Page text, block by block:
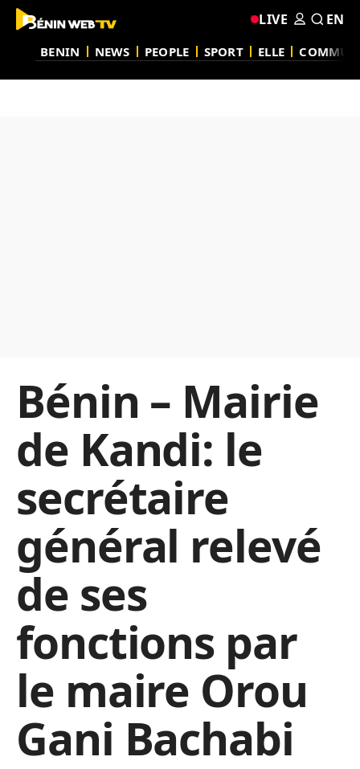
BENIN NEWS PEOPLE SPORT ELLE
LIVE EN
Bénin – Mairie
de Kandi: le
secrétaire
général relevé
de ses
fonctions par
le maire Orou
Gani Bachabi